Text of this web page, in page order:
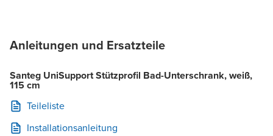
Anleitungen und Ersatzteile
Santeg UniSupport Stützprofil Bad-Unterschrank, weiß,
115 cm
Teileliste
Installationsanleitung